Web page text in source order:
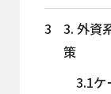
3
3. 外資
策
3.1ケ